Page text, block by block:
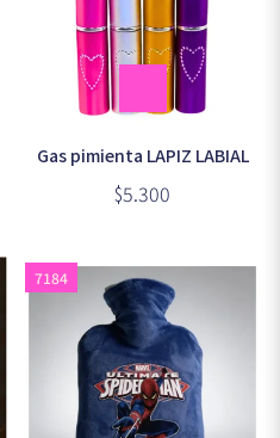
Gas pimienta LAPIZ LABIAL
$5.300
7184